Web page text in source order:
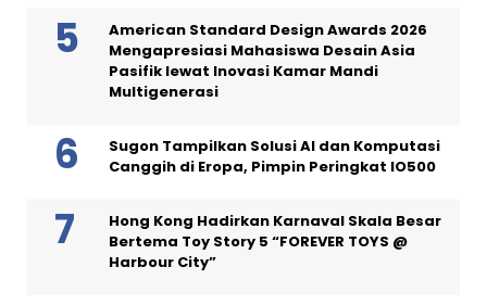
American Standard Design Awards 2026
Mengapresiasi Mahasiswa Desain Asia
Pasifik lewat Inovasi Kamar Mandi
Multigenerasi
Sugon Tampilkan Solusi AI dan Komputasi
Canggih di Eropa, Pimpin Peringkat IO500
Hong Kong Hadirkan Karnaval Skala Besar
Bertema Toy Story 5 “FOREVER TOYS @
Harbour City”